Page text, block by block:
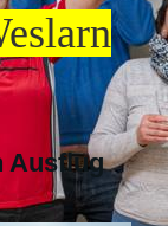
Ausflug